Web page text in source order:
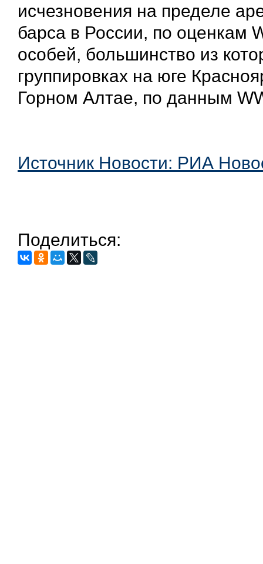
исчезновения на пределе
барса в России, по оценкам
особей, большинство из
группировках на юге
Горном Алтае, по данным
Источник Новости: РИА
Поделиться: